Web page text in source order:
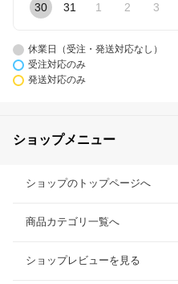
30 31 1 2 3
休業日（受注・発送対応なし）
受注対応のみ
発送対応のみ
ショップメニュー
ショップのトップページへ
商品カテゴリ一覧へ
ショップレビューを見る